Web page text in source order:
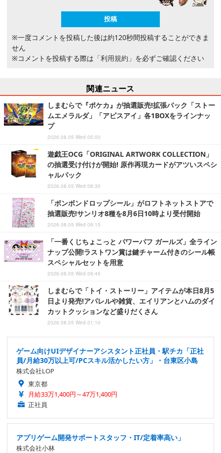
※一度コメントを投稿した後は約120秒間投稿することができま
せん
※コメントを投稿する際は 「利用規約」 を必ずご確認ください
関連ニュース
しまむらで『ポケカ』が抽選販売!拡張パック「ストー
ムエメラルダ」「アビスアイ」各1BOXをラインナッ
プ
2026.08.05 Wed 05:00
遊戯王OCG「ORIGINAL ARTWORK COLLECTION」
の抽選受け付けが開始! 原作再現カードがアツいスペシ
ャルパック
2026.08.05 Wed 08:30
「ボンボンドロップシール」がロフトネットストアで
抽選販売!サンリオ8種を8月6日10時より受付開始
2026.08.05 Wed 09:15
「一番くじちょこっと パワーパフ ガールズ」全ライン
ナップ公開!ラストワン賞は鍵チャーム付きのシール帳
スペシャルセットを用意
2026.08.05 Wed 09:45
しまむらで「トイ・ストーリー」アイテムが本日8月5
日より発売!アパレルや雑貨、エイリアンとハムのダイ
カットクッションなど盛りだくさん
2026.08.05 Wed 01:10
ゲーム向けUIデザイナーアシスタント正社員・駅チカ「正社
員/月給30万以上可/PCスキル活かしたい方」・台東区小島
株式会社LOP
東京都
月給33万1,400円～47万1,400円
正社員
アプリゲーム開発サポートスタッフ・IT/定着率高い」
株式会社小林